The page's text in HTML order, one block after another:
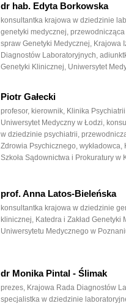
dr hab. Edyta Borkowska
konsultantka krajowa w dziedzinie
genetyki medycznej, przewodnicząca
spraw Genetyki Medycznej, Krajowa
Diagnostów Laboratoryjnych,
Genetyki Klinicznej, Uniwersytet
Piotr Gałecki
profesor, kierownik, Klinika Psychiatrii
Uniwersytet Medyczny w Łodzi,
w dziedzinie psychiatrii,
Zdrowia Psychicznego, wykładowca,
Szkoła Sądownictwa i Prokuratury w
prof. Anna Latos-Bieleńska
konsultantka krajowa w dziedzinie
klinicznej, Katedra i Zakład Genetyki
Uniwersytetu Medycznego w
dr Monika Pintal - Ślimak
prezes, Krajowa Rada Diagnostów
specjalistka w dziedzinie